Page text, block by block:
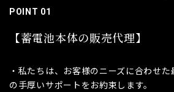
POINT 01
【蓄電池本体の販売代理】
・私たちは、お客様のニーズに合わせ
の手厚いサポートをお約束します。